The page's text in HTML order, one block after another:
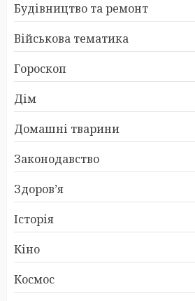
Будівництво та ремонт
Військова тематика
Гороскоп
Дім
Домашні тварини
Законодавство
Здоров’я
Історія
Кіно
Космос